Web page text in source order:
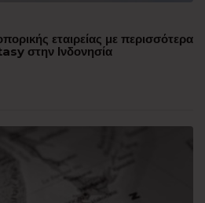
εταιρείας με περισσότερα
στην Ινδονησία